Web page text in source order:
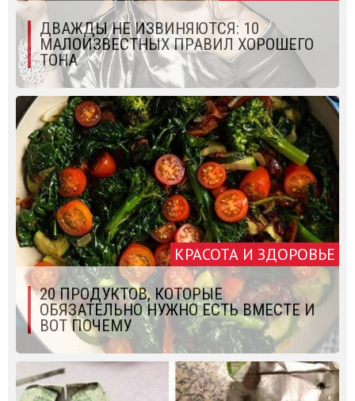
ДВАЖДЫ НЕ ИЗВИНЯЮТСЯ: 10
МАЛОИЗВЕСТНЫХ ПРАВИЛ ХОРОШЕГО
ТОНА
КРАСОТА И ЗДОРОВЬЕ
20 ПРОДУКТОВ, КОТОРЫЕ
ОБЯЗАТЕЛЬНО НУЖНО ЕСТЬ ВМЕСТЕ И
ВОТ ПОЧЕМУ